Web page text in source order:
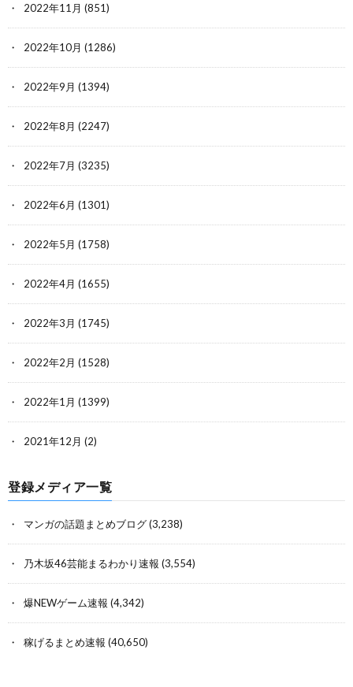
2022年11月 (851)
2022年10月 (1286)
2022年9月 (1394)
2022年8月 (2247)
2022年7月 (3235)
2022年6月 (1301)
2022年5月 (1758)
2022年4月 (1655)
2022年3月 (1745)
2022年2月 (1528)
2022年1月 (1399)
2021年12月 (2)
登録メディア一覧
マンガの話題まとめブログ(3,238)
乃木坂46芸能まるわかり速報 (3,554)
爆NEWゲーム速報 (4,342)
稼げるまとめ速報 (40,650)